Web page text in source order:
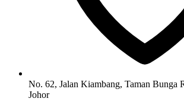
No. 62, Jalan Kiambang, Taman Bunga
Johor